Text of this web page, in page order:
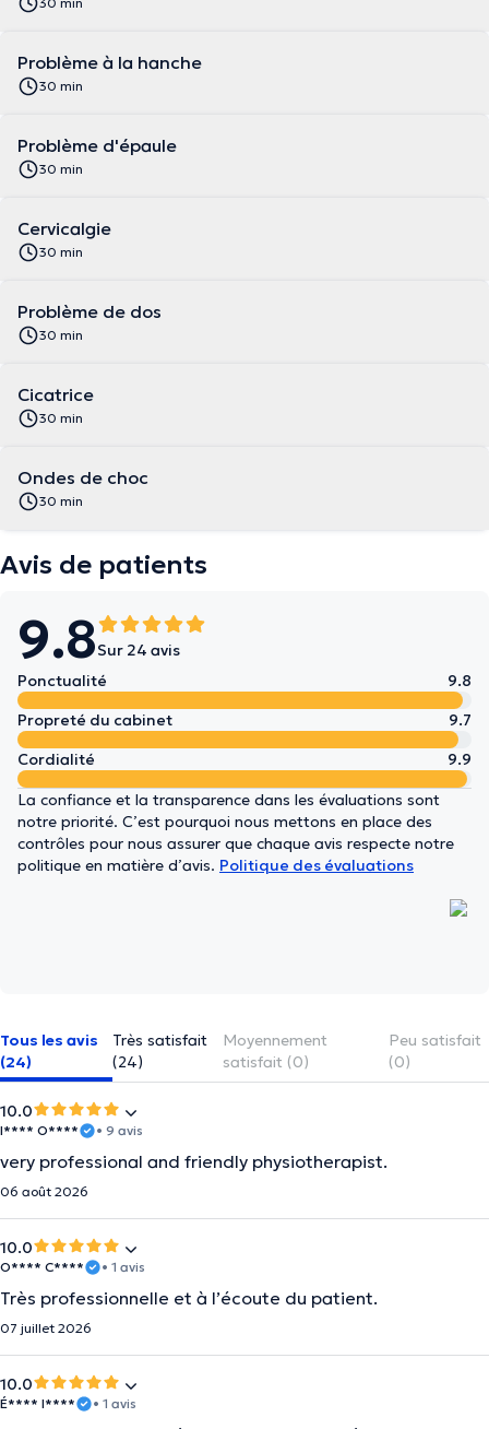
Problème à la hanche
30 min
Problème d'épaule
30 min
Cervicalgie
30 min
Problème de dos
30 min
Cicatrice
30 min
Ondes de choc
30 min
Avis de patients
9.8Sur 24 avis
Ponctualité
9.8
Propreté du cabinet
9.7
Cordialité
9.9
La confiance et la transparence dans les évaluations sont
notre priorité. C’est pourquoi nous mettons en place des
contrôles pour nous assurer que chaque avis respecte notre
politique en matière d’avis. Politique des évaluations
Tous les avis
(24)
Très satisfait
(24)
Moyennement
satisfait (0)
Peu satisfait
(0)
10.0
I**** O**** • 9 avis
very professional and friendly physiotherapist.
06 août 2026
10.0
O**** C**** • 1 avis
Très professionnelle et à l’écoute du patient.
07 juillet 2026
10.0
É**** I**** • 1 avis